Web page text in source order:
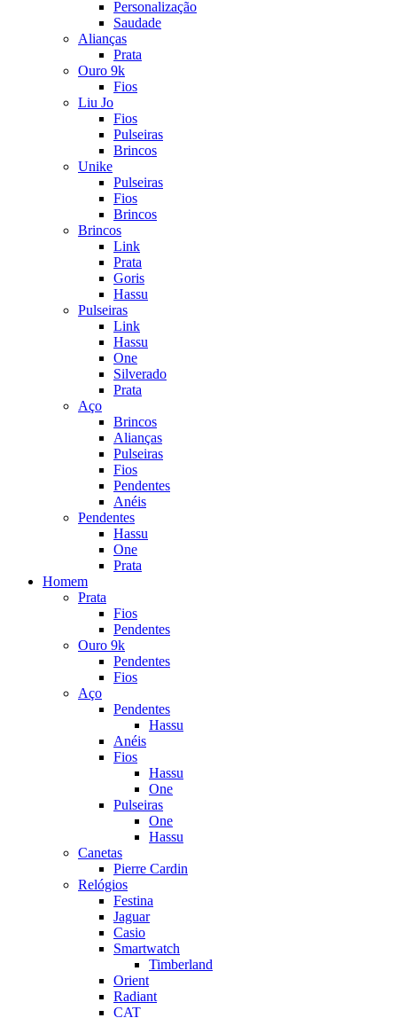
Personalização
Saudade
Alianças
Prata
Ouro 9k
Fios
Liu Jo
Fios
Pulseiras
Brincos
Unike
Pulseiras
Fios
Brincos
Brincos
Link
Prata
Goris
Hassu
Pulseiras
Link
Hassu
One
Silverado
Prata
Aço
Brincos
Alianças
Pulseiras
Fios
Pendentes
Anéis
Pendentes
Hassu
One
Prata
Homem
Prata
Fios
Pendentes
Ouro 9k
Pendentes
Fios
Aço
Pendentes
Hassu
Anéis
Fios
Hassu
One
Pulseiras
One
Hassu
Canetas
Pierre Cardin
Relógios
Festina
Jaguar
Casio
Smartwatch
Timberland
Orient
Radiant
CAT